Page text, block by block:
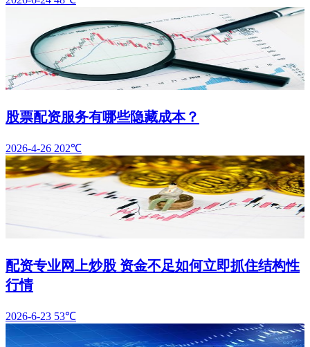
股票配资服务有哪些隐藏成本？
2026-4-26 202℃
配资专业网上炒股 资金不足如何立即抓住结构性
行情
2026-6-23 53℃